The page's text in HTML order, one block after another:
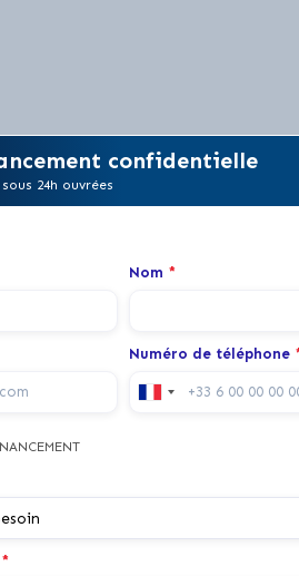
confidentielle
24h ouvrées
Nom *
Numéro de téléphone
*